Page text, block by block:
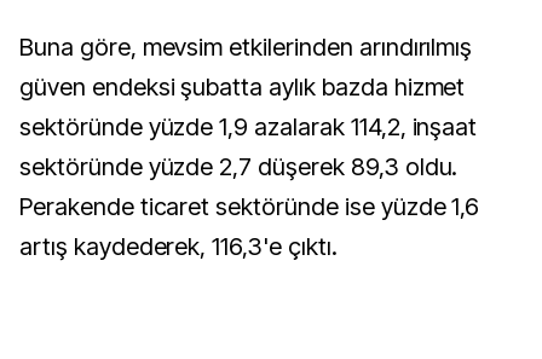
Buna göre, mevsim etkilerinden arındırılmış
güven endeksi şubatta aylık bazda hizmet
sektöründe yüzde 1,9 azalarak 114,2, inşaat
sektöründe yüzde 2,7 düşerek 89,3 oldu.
Perakende ticaret sektöründe ise yüzde 1,6
artış kaydederek, 116,3'e çıktı.